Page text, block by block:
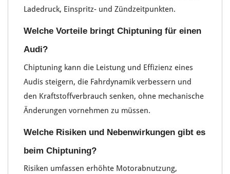
Ladedruck, Einspritz- und Zündzeitpunkten.
Welche Vorteile bringt Chiptuning für einen
Audi?
Chiptuning kann die Leistung und Effizienz eines
Audis steigern, die Fahrdynamik verbessern und
den Kraftstoffverbrauch senken, ohne mechanische
Änderungen vornehmen zu müssen.
Welche Risiken und Nebenwirkungen gibt es
beim Chiptuning?
Risiken umfassen erhöhte Motorabnutzung,